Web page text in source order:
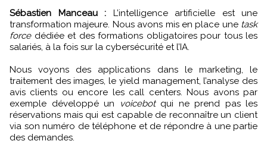
Sébastien Manceau : L’intelligence artificielle est une
transformation majeure. Nous avons mis en place une task
forcedédiée et des formations obligatoires pour tous les
salariés, à la fois sur la cybersécurité et l’IA.
Nous voyons des applications dans le marketing, le
traitement des images, le yield management, l’analyse des
avis clients ou encore les call centers. Nous avons par
exemple développé un
voicebotqui ne prend pas les
réservations mais qui est capable de reconnaître un client
via son numéro de téléphone et de répondre à une partie
des demandes.